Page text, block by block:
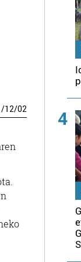
/12/02 4